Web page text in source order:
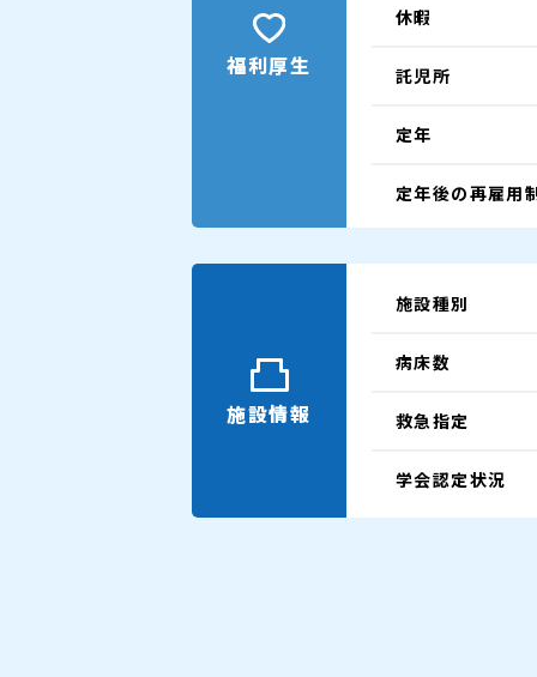
福利厚生
休暇
託児所
定年
定年後の再雇用
施設情報
施設種別
病床数
救急指定
学会認定状況